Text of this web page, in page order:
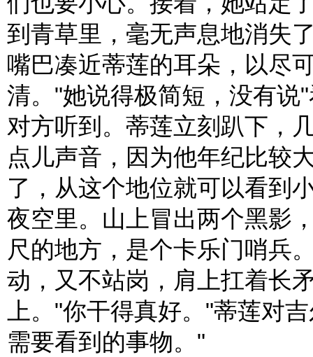
到青草里，毫无声息地消失
嘴巴凑近蒂莲的耳朵，以尽
清。"她说得极简短，没有说
对方听到。蒂莲立刻趴下，
点儿声音，因为他年纪比较
了，从这个地位就可以看到
夜空里。山上冒出两个黑影
尺的地方，是个卡乐门哨兵
动，又不站岗，肩上扛着长
上。"你干得真好。"蒂莲对
需要看到的事物。"